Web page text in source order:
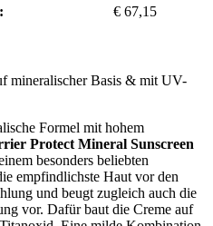
€ 67,15
mineralischer Basis & mit UV-
Formel mit hohem
Protect Mineral Sunscreen
besonders beliebten
empfindlichste Haut vor den
und beugt zugleich auch die
vor. Dafür baut die Creme auf